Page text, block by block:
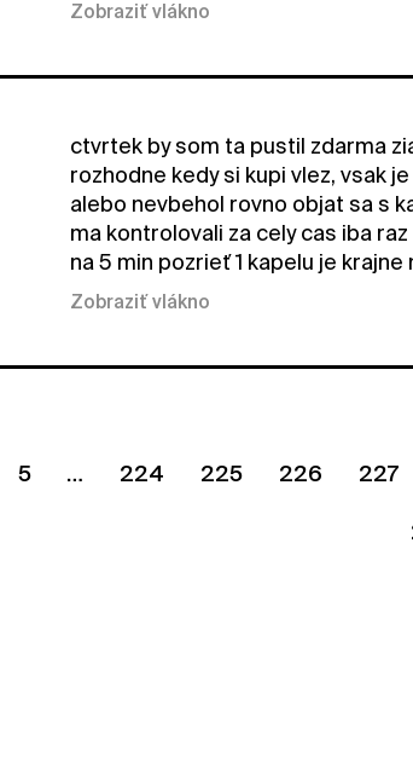
Zobraziť vlákno
ctvrtek by som ta pustil zdarma
rozhodne kedy si kupi vlez, vsak
alebo nevbehol rovno objat sa s
ma kontrolovali za cely cas iba
na 5 min pozrieť 1 kapelu je krajne
Zobraziť vlákno
5 224 225 226 227